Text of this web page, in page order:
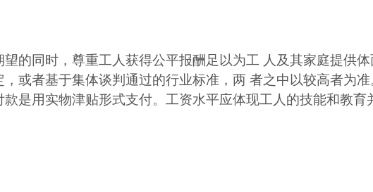
的同时，尊重工人获得公平报酬足以为工 人及其家庭提供
或者基于集体谈判通过的行业标准，两 者之中以较高者为
是用实物津贴形式支付。工资水平应体现工人的技能和教